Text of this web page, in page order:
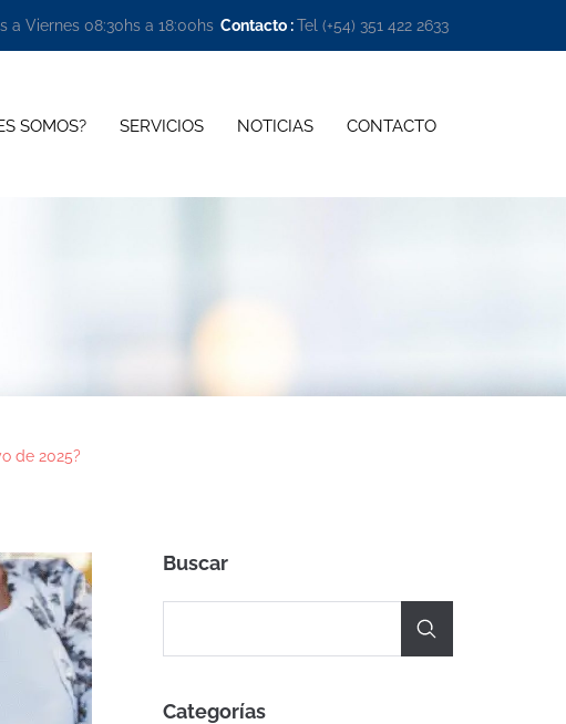
a Viernes 08:30hs a 18:00hs Contacto :Tel (+54) 351 422 2633
SOMOS? SERVICIOS NOTICIAS CONTACTO
de 2025?
Buscar
Categorías